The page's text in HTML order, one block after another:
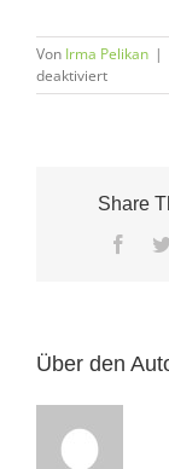
Von Irma Pelikan |
deaktiviertfür
Neue
Share
Über den